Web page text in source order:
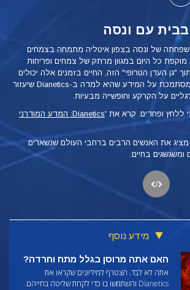
בבית עם ונסה
של ונסה בצפון איטליה מתמחה בצמחים
מוקפת כל היום במגוון מרתק של צמחים ופריחות
"גן העדן הטרופי" הזה, החיים בזמנים אלה יכולים
מסתמכת על המידע שהיא למדה
ב-Dianetics שיעזור
על הקרקע וחופשייה מבעיות.
ללחץ ופחדים. קרא את '
Dianetics: המדע המודרני
מציג את האנשים הרבים ברחבי העולם שנשארים
ומשגשגים בחיים.
מידע נוסף
האם אתה מרוסן בגלל מתח וחרדה?
אתה לא לבד. הצטרף למיליונים שקראו את
Dianetics והשתמשו בו כדי לקחת שליטה בחייהם.